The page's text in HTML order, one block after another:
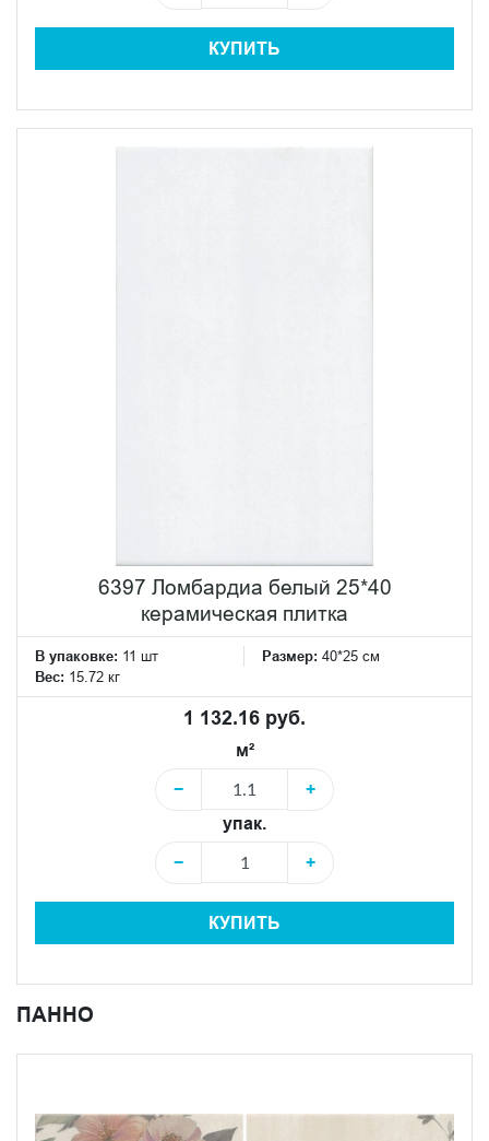
КУПИТЬ
6397 Ломбардиа белый 25*40
керамическая плитка
В упаковке: 11 шт Размер: 40*25 см
Вес: 15.72 кг
1 132.16 руб.
м²
−
+
упак.
−
+
КУПИТЬ
ПАННО